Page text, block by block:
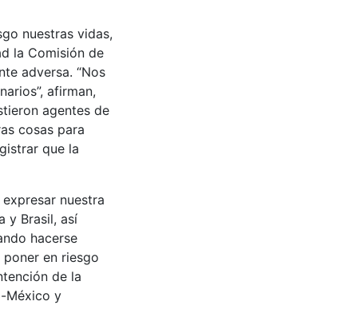
nuestras vidas,
la Comisión de
adversa. “Nos
afirman,
agentes de
cosas para
que la
nuestra
y Brasil, así
hacerse
en riesgo
de la
México y